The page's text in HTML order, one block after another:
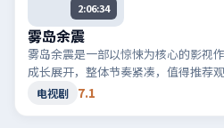
2:06:34
雾岛余震
雾岛余震是一部以惊悚为核心的影视
成长展开，整体节奏紧凑，值得推荐观
电视剧 7.1